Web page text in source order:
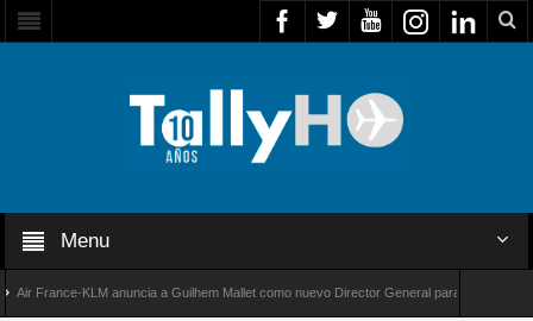
Menu
France-KLM anuncia a Guilhem Mallet como nuevo Director General para América Latina